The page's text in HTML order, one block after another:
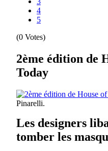
4
5
(0 Votes)
2ème édition de
Today
Pinarelli.
Les designers
tomber les